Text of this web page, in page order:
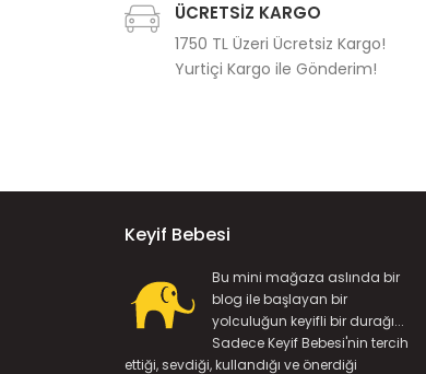
ÜCRETSİZ KARGO
1750 TL Üzeri Ücretsiz Kargo!
Yurtiçi Kargo ile Gönderim!
Keyif Bebesi
Bu mini mağaza aslında bir
blog ile başlayan bir
yolculuğun keyifli bir durağı...
Sadece Keyif Bebesi'nin tercih
ettiği, sevdiği, kullandığı ve önerdiği